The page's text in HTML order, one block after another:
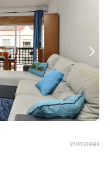
ZMPT539689